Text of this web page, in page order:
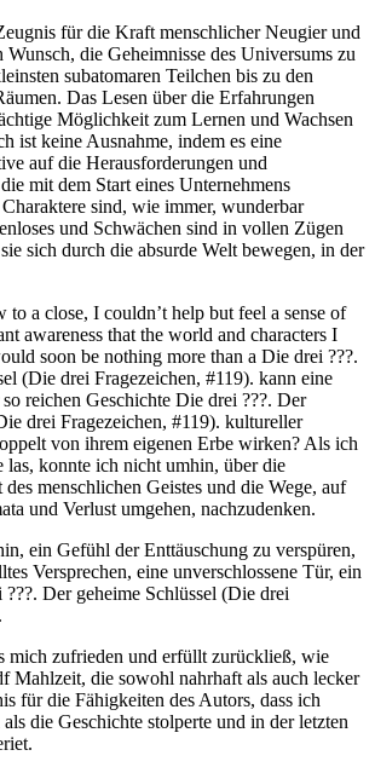
für die Kraft menschlicher Neugier und
Wunsch, die Geheimnisse des Universums zu
subatomaren Teilchen bis zu den
Das Lesen über die Erfahrungen
Möglichkeit zum Lernen und Wachsen
ist keine Ausnahme, indem es eine
auf die Herausforderungen und
mit dem Start eines Unternehmens
sind, wie immer, wunderbar
und Schwächen sind in vollen Zügen
sich durch die absurde Welt bewegen, in der
to a close, I couldn’t help but feel a sense of
awareness that the world and characters I
soon be nothing more than a Die drei ???.
(Die drei Fragezeichen, #119). kann eine
reichen Geschichte Die drei ???. Der
drei Fragezeichen, #119). kultureller
von ihrem eigenen Erbe wirken? Als ich
las, konnte ich nicht umhin, über die
menschlichen Geistes und die Wege, auf
und Verlust umgehen, nachzudenken.
ein Gefühl der Enttäuschung zu verspüren,
Versprechen, eine unverschlossene Tür, ein
Der geheime Schlüssel (Die drei
mich zufrieden und erfüllt zurückließ, wie
Mahlzeit, die sowohl nahrhaft als auch lecker
für die Fähigkeiten des Autors, dass ich
die Geschichte stolperte und in der letzten